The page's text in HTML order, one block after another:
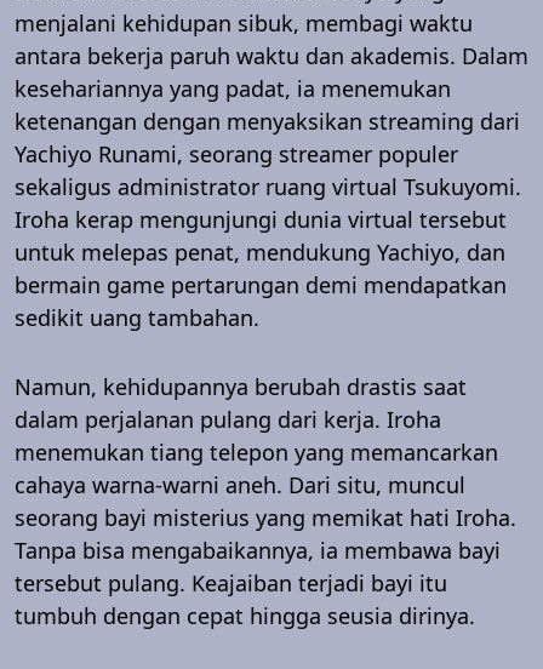
menjalani kehidupan sibuk, membagi waktu
antara bekerja paruh waktu dan akademis. Dalam
kesehariannya yang padat, ia menemukan
ketenangan dengan menyaksikan streaming dari
Yachiyo Runami, seorang streamer populer
sekaligus administrator ruang virtual Tsukuyomi.
Iroha kerap mengunjungi dunia virtual tersebut
untuk melepas penat, mendukung Yachiyo, dan
bermain game pertarungan demi mendapatkan
sedikit uang tambahan.
Namun, kehidupannya berubah drastis saat
dalam perjalanan pulang dari kerja. Iroha
menemukan tiang telepon yang memancarkan
cahaya warna-warni aneh. Dari situ, muncul
seorang bayi misterius yang memikat hati Iroha.
Tanpa bisa mengabaikannya, ia membawa bayi
tersebut pulang. Keajaiban terjadi bayi itu
tumbuh dengan cepat hingga seusia dirinya.